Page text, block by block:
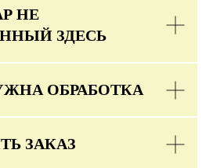
НЕ
ЗДЕСЬ
ОБРАБОТКА
ЗАКАЗ